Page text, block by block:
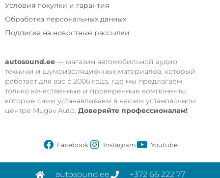
Условия покупки и гарантия
Обработка персональных данных
Подписка на новостные рассылки
autosound.ee — магазин автомобильной аудио
техники и шумоизоляционных материалов, который
работает для вас с 2006 года, где мы предлагаем
только качественные и проверенные компоненты,
которые сами устанавливаем в нашем установочном
центре Mugav Auto. Доверяйте профессионалам!
Facebook Instagram Youtube
autosound.ee +372 66 222 77